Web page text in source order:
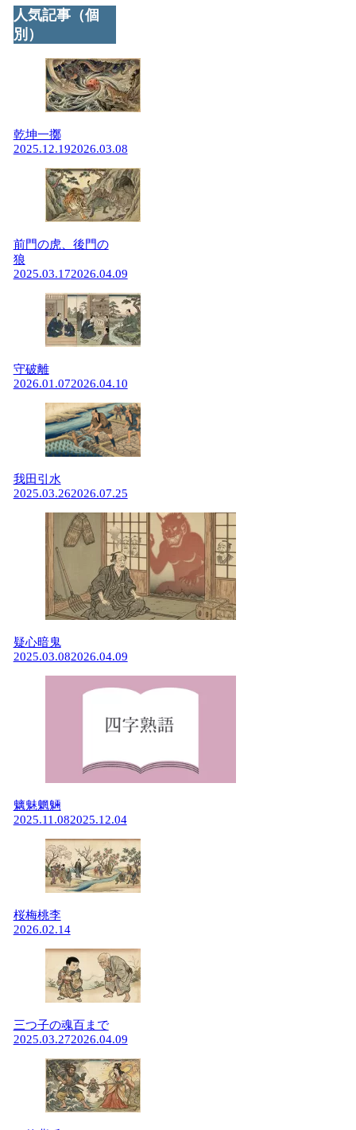
人気記事（個
別）
乾坤一擲
2025.12.192026.03.08
前門の虎、後門の
狼
2025.03.172026.04.09
守破離
2026.01.072026.04.10
我田引水
2025.03.262026.07.25
疑心暗鬼
2025.03.082026.04.09
魑魅魍魎
2025.11.082025.12.04
桜梅桃李
2026.02.14
三つ子の魂百まで
2025.03.272026.04.09